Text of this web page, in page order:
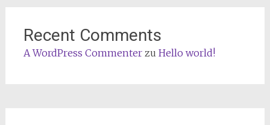
Recent Comments
A WordPress Commenterzu Hello world!